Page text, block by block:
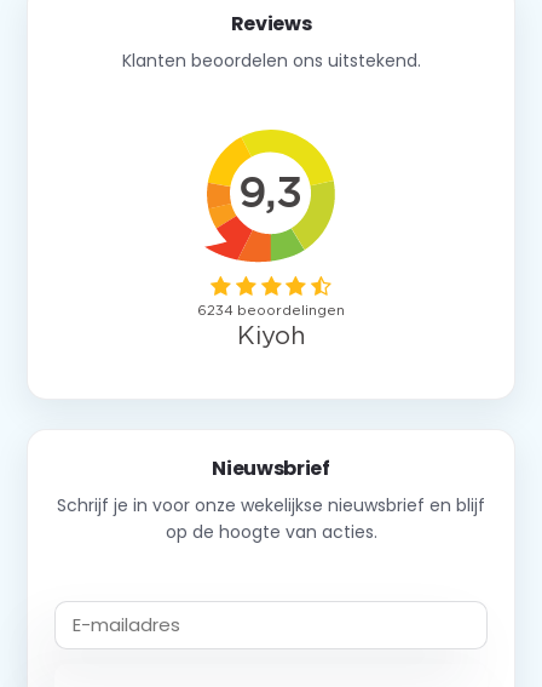
Reviews
Klanten beoordelen ons uitstekend.
Nieuwsbrief
Schrijf je in voor onze wekelijkse nieuwsbrief en blijf
op de hoogte van acties.